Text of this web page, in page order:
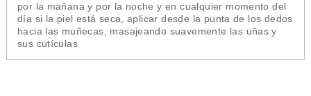
por la mañana y por la noche y en cualquier momento del
día si la piel está seca, aplicar desde la punta de los dedos
hacia las muñecas, masajeando suavemente las uñas y
sus cutículas